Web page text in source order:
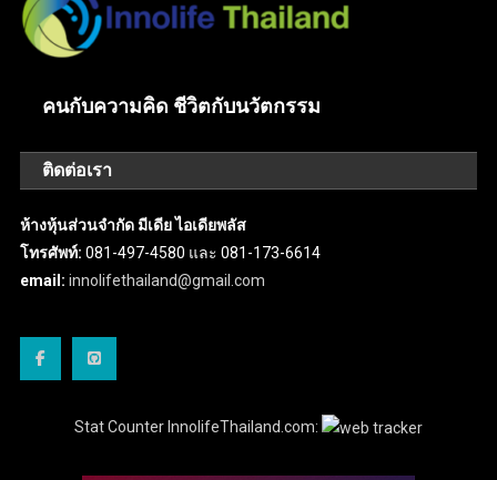
คนกับความคิด ชีวิตกับนวัตกรรม
ติดต่อเรา
ห้างหุ้นส่วนจำกัด มีเดีย ไอเดียพลัส
โทรศัพท์: 081-497-4580 และ 081-173-6614
email: innolifethailand@gmail.com
Stat Counter InnolifeThailand.com: